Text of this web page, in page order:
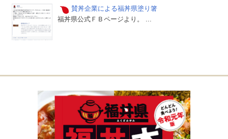
賛丼企業による福丼県塗り箸
福丼県公式ＦＢページより。 ...